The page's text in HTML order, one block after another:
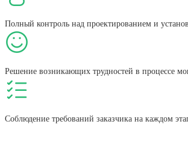
Полный контроль над проектированием и
Решение возникающих трудностей в процессе
Соблюдение требований заказчика на каждом